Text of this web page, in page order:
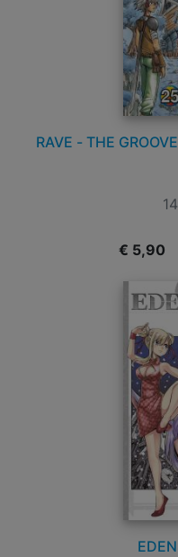
RAVE - THE
€ 5,90